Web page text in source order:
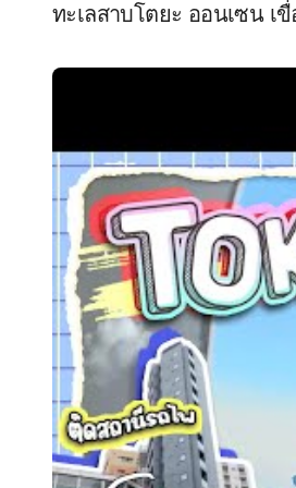
ทะเลสาบโตยะ ออนเซน เ